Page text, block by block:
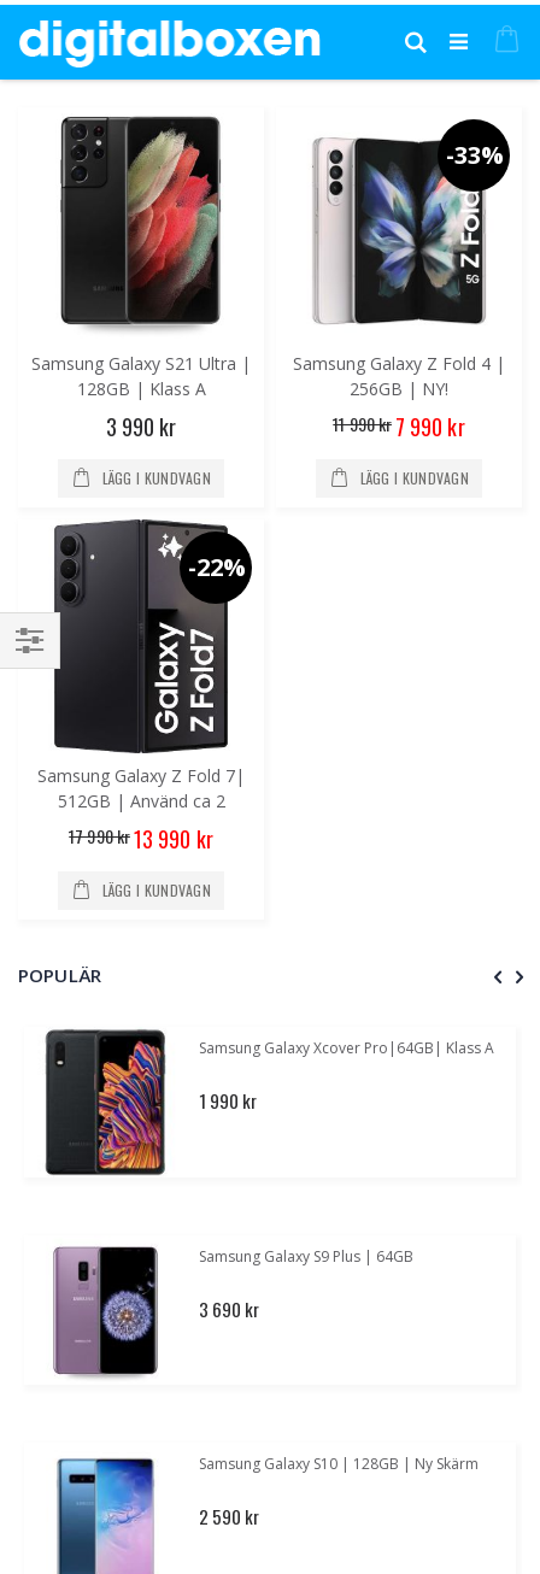
till
innehållet
Sök
Samsung Galaxy S21 Ultra |
128GB | Klass A
3 990 kr
LÄGG I KUNDVAGN
-33%
Samsung Galaxy Z Fold 4 |
256GB | NY!
11 990 kr Special
Price
7 990 kr
LÄGG I KUNDVAGN
-22%
Samsung Galaxy Z Fold 7|
512GB | Använd ca 2
månader
17 990 krSpecial
Price
13 990 kr
LÄGG I KUNDVAGN
Handla
POPULÄR
Samsung Galaxy Xcover Pro|64GB| Klass A
1 990 kr
Samsung Galaxy S9 Plus | 64GB
3 690 kr
Samsung Galaxy S10 | 128GB | Ny Skärm
2 590 kr